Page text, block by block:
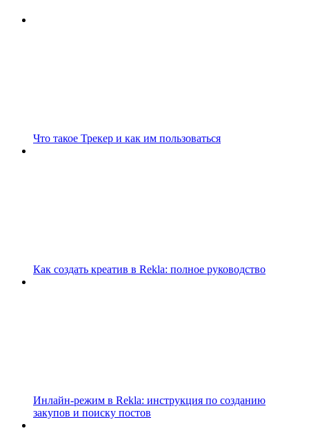
Что такое Трекер и как им пользоваться
Как создать креатив в Rekla: полное руководство
Инлайн-режим в Rekla: инструкция по созданию
закупов и поиску постов